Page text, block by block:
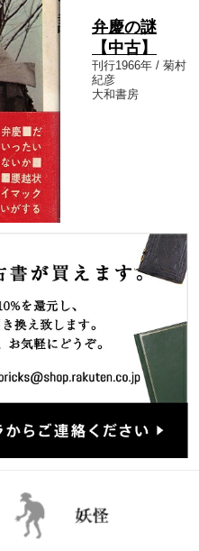
弁慶の謎
【中古】
刊行1966年 / 菊村
紀彦
大和書房